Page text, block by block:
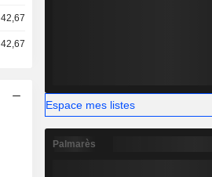
42,67
42,67
Espace mes listes
Palmarès